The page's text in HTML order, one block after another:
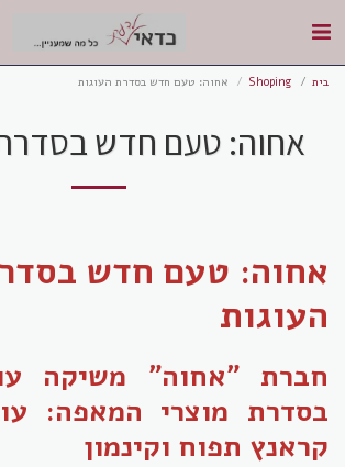
בית Shoping אחוה: טעם חדש בסדרת העוגות
אחוה: טעם חדש
אחוה: טעם חדש
העוגות
חברת "אחוה" משיקה
בסדרת מוצרי המאפה:
קראנץ תפוח וקינמון